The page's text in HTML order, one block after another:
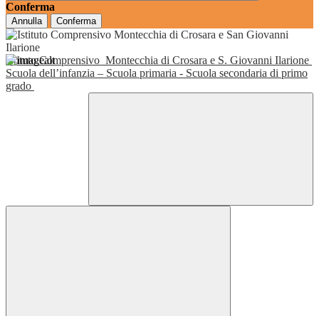
Conferma
Annulla Conferma
Istituto Comprensivo Montecchia di Crosara e S. Giovanni Ilarione
Scuola dell’infanzia – Scuola primaria - Scuola secondaria di primo
grado